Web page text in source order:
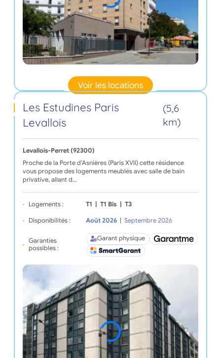
Voir les locations
Les Estudines Paris
Levallois
(5,6
km)
Levallois-Perret (92300)
Proche de la Porte d’Asnières (Paris XVII) cette résidence
vous propose des logements meublés avec salle de bain
privative, allant d…
Logements : T1 | T1 Bis | T3
Disponibilités : Août 2026 | Septembre 2026
Garanties
possibles :
Garant physique